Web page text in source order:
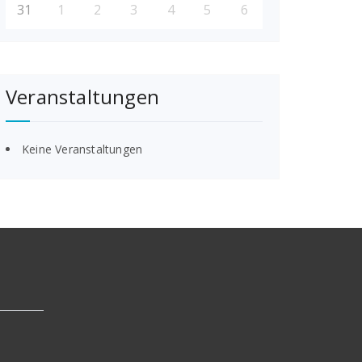
31 1 2 3 4 5 6
Veranstaltungen
Keine Veranstaltungen